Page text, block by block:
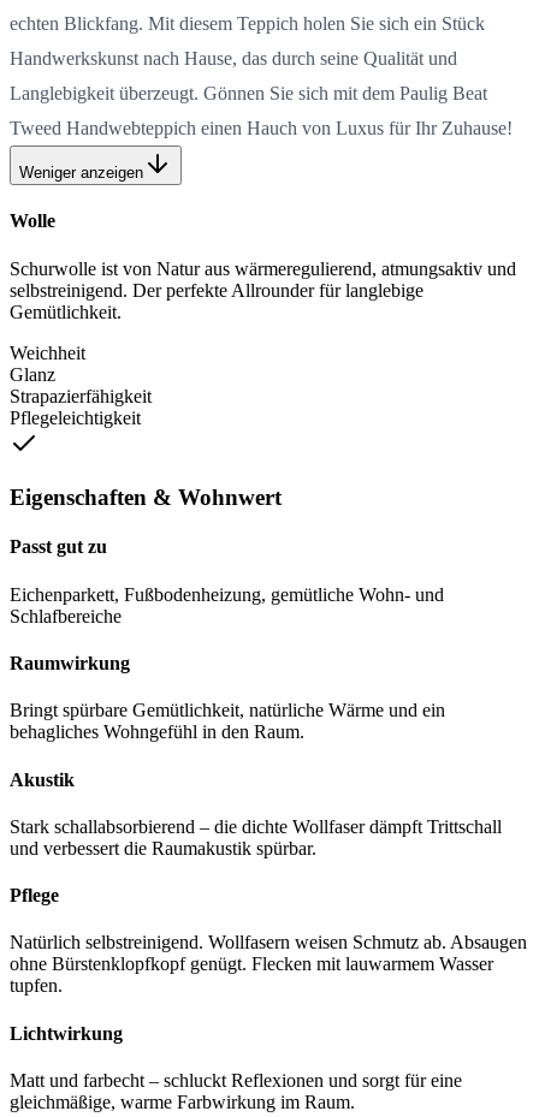
echten Blickfang. Mit diesem Teppich holen Sie sich ein Stück
Handwerkskunst nach Hause, das durch seine Qualität und
Langlebigkeit überzeugt. Gönnen Sie sich mit dem Paulig Beat
Tweed Handwebteppich einen Hauch von Luxus für Ihr Zuhause!
Weniger anzeigen
Wolle
Schurwolle ist von Natur aus wärmeregulierend, atmungsaktiv und
selbstreinigend. Der perfekte Allrounder für langlebige
Gemütlichkeit.
Weichheit
Glanz
Strapazierfähigkeit
Pflegeleichtigkeit
Eigenschaften & Wohnwert
Passt gut zu
Eichenparkett, Fußbodenheizung, gemütliche Wohn- und
Schlafbereiche
Raumwirkung
Bringt spürbare Gemütlichkeit, natürliche Wärme und ein
behagliches Wohngefühl in den Raum.
Akustik
Stark schallabsorbierend – die dichte Wollfaser dämpft Trittschall
und verbessert die Raumakustik spürbar.
Pflege
Natürlich selbstreinigend. Wollfasern weisen Schmutz ab. Absaugen
ohne Bürstenklopfkopf genügt. Flecken mit lauwarmem Wasser
tupfen.
Lichtwirkung
Matt und farbecht – schluckt Reflexionen und sorgt für eine
gleichmäßige, warme Farbwirkung im Raum.